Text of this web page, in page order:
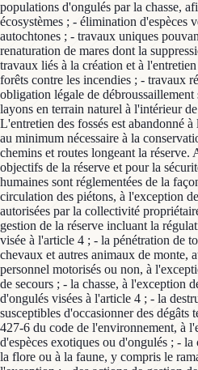
populations d'ongulés par la chasse,
écosystèmes ; - élimination d'espèces
autochtones ; - travaux uniques
renaturation de mares dont la
travaux liés à la création et à
forêts contre les incendies ; - travaux
obligation légale de
layons en terrain naturel à l'intérieur
L'entretien des fossés est abandonné
au minimum nécessaire à la
chemins et routes longeant la
objectifs de la réserve et pour la
humaines sont réglementées de la
circulation des piétons, à l'exception
autorisées par la collectivité
gestion de la réserve incluant la
visée à l'article 4 ; - la pénétration de
chevaux et autres animaux de monte,
personnel motorisés ou non, à
de secours ; - la chasse, à l'exception
d'ongulés visées à l'article 4 ; - la
susceptibles d'occasionner des dégâts
427-6 du code de l'environnement, à
d'espèces exotiques ou d'ongulés ; -
la flore ou à la faune, y compris le